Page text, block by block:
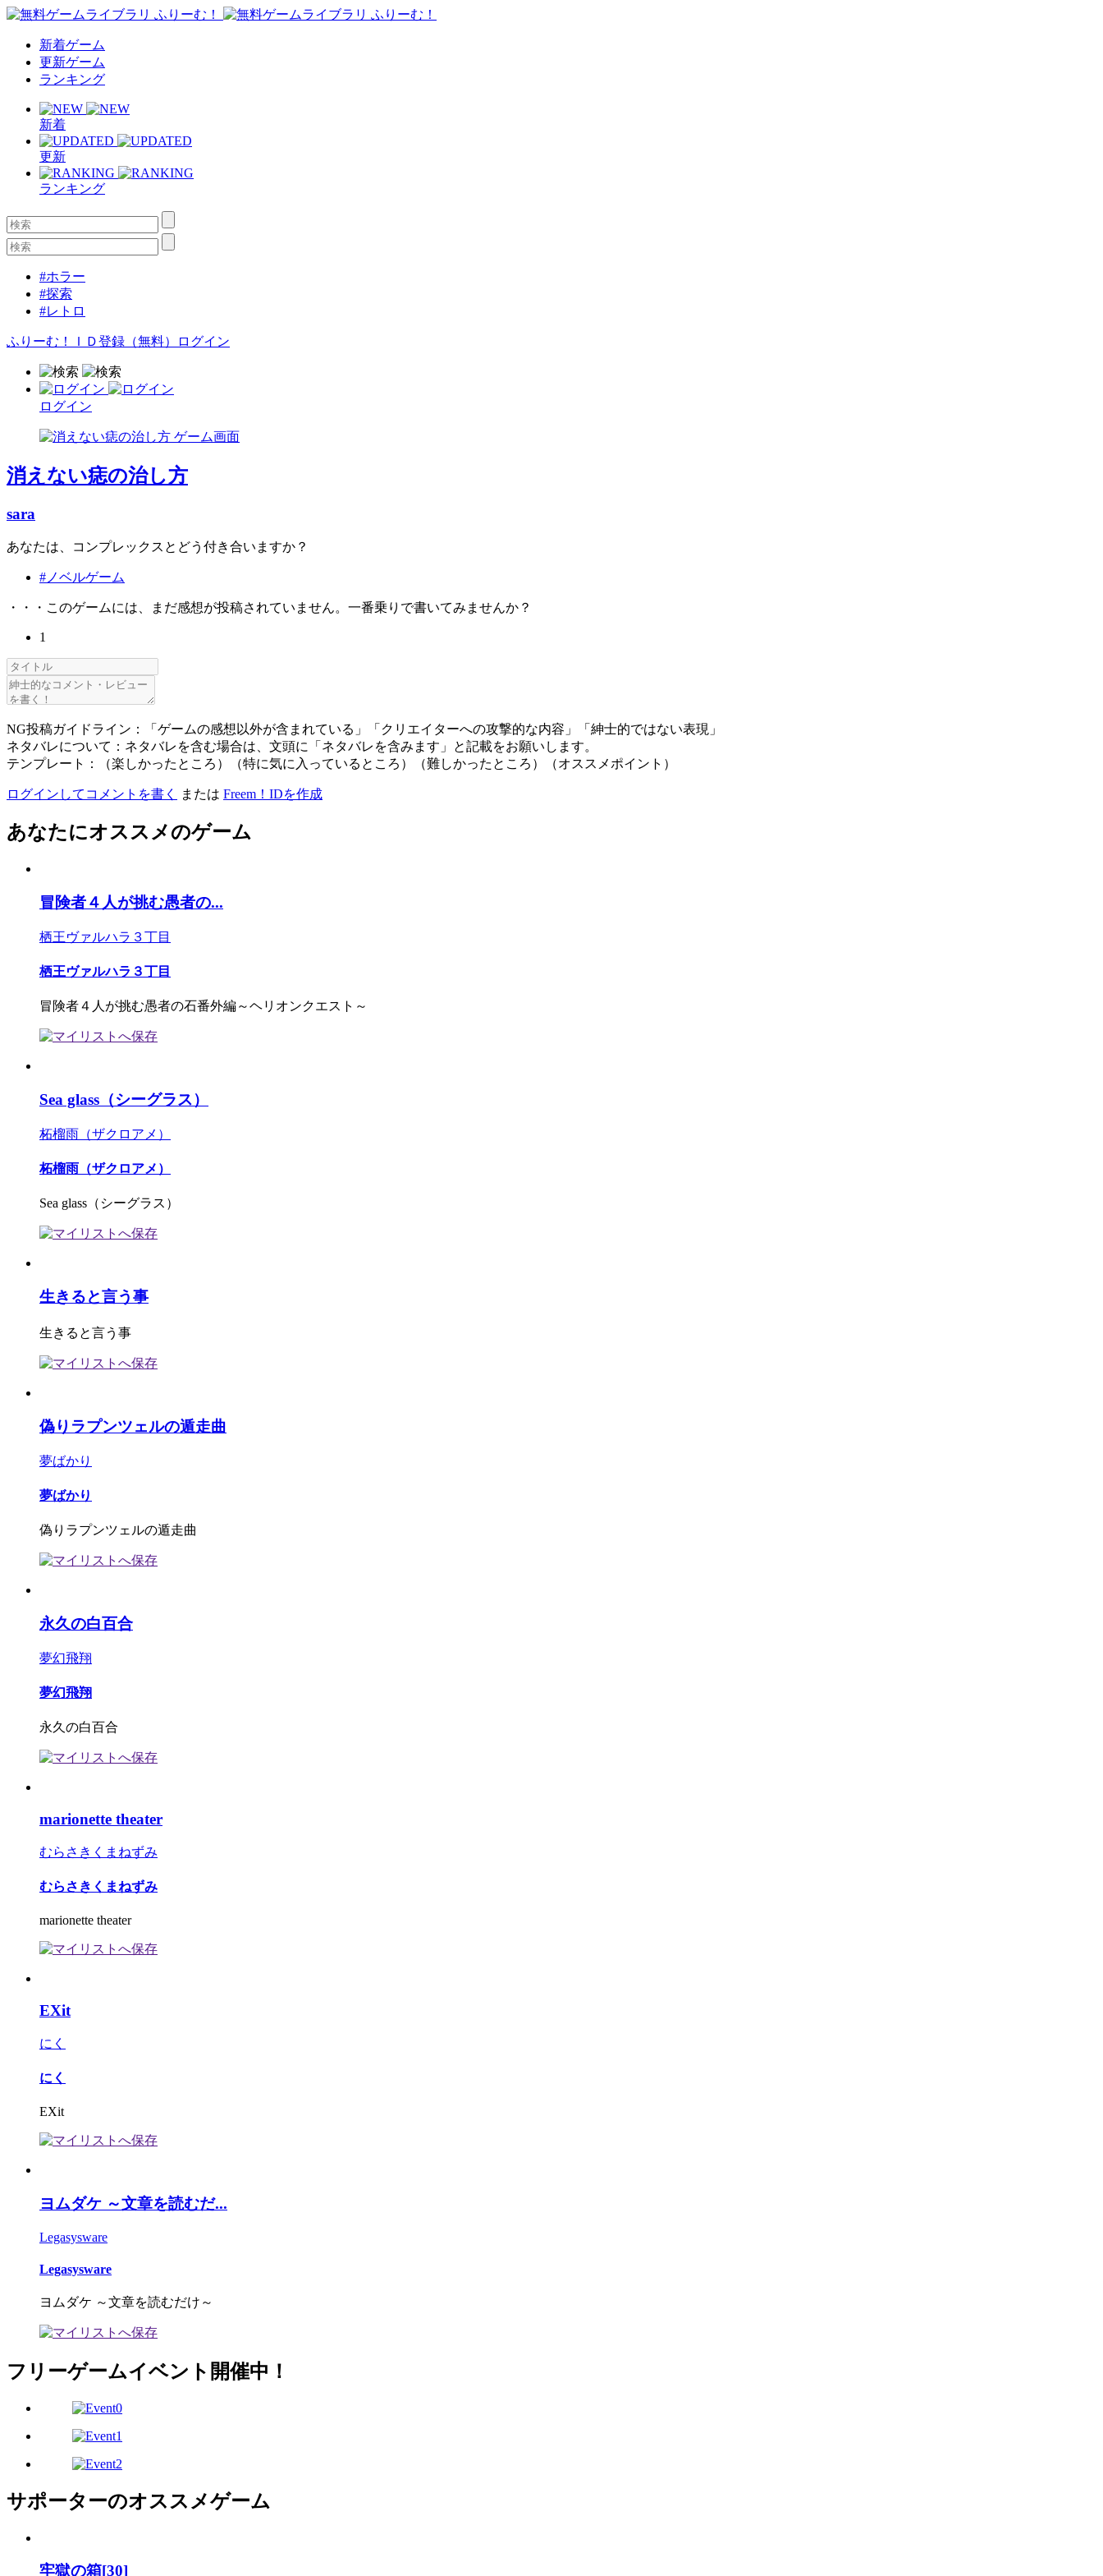
新着ゲーム
更新ゲーム
ランキング
新着
更新
ランキング
#ホラー
#探索
#レトロ
ふりーむ！ＩＤ登録（無料） ログイン
ログイン
消えない痣の治し方
sara
あなたは、コンプレックスとどう付き合いますか？
#ノベルゲーム
・・・このゲームには、まだ感想が投稿されていません。一番乗りで書いてみませんか？
1
NG投稿ガイドライン：「ゲームの感想以外が含まれている」「クリエイターへの攻撃的な内容」「紳士的ではない表現」
ネタバレについて：ネタバレを含む場合は、文頭に「ネタバレを含みます」と記載をお願いします。
テンプレート：（楽しかったところ）（特に気に入っているところ）（難しかったところ）（オススメポイント）
ログインしてコメントを書く または Freem！IDを作成
あなたにオススメのゲーム
冒険者４人が挑む愚者の...
栖王ヴァルハラ３丁目
栖王ヴァルハラ３丁目
冒険者４人が挑む愚者の石番外編～ヘリオンクエスト～
Sea glass（シーグラス）
柘榴雨（ザクロアメ）
柘榴雨（ザクロアメ）
Sea glass（シーグラス）
生きると言う事
生きると言う事
偽りラプンツェルの遁走曲
夢ばかり
夢ばかり
偽りラプンツェルの遁走曲
永久の白百合
夢幻飛翔
夢幻飛翔
永久の白百合
marionette theater
むらさきくまねずみ
むらさきくまねずみ
marionette theater
EXit
にく
にく
EXit
ヨムダケ ～文章を読むだ...
Legasysware
Legasysware
ヨムダケ ～文章を読むだけ～
フリーゲームイベント開催中！
サポーターのオススメゲーム
牢獄の箱[30]